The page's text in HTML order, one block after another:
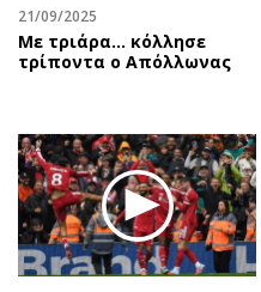
Παράξενα
Πολιτισμός
Θέατρο-Χορός
Μουσική
Εικαστικά
Βιβλίο
Χειρόγραφα
21/09/2025
Με τριάρα... κόλλησε
τρίποντα ο Απόλλωνας